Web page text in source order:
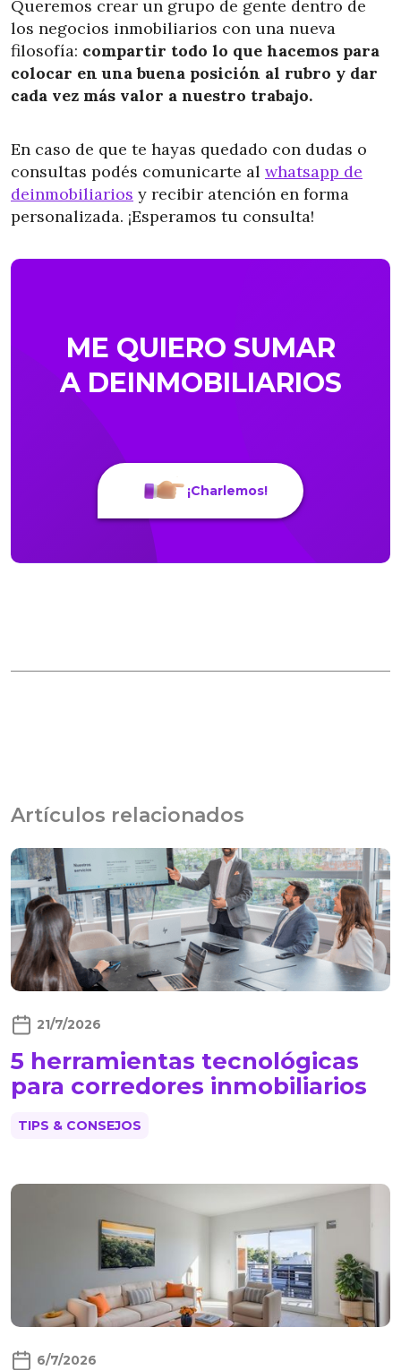
Queremos crear un grupo de gente dentro de
los negocios inmobiliarios con una nueva
filosofía: compartir todo lo que hacemos para
colocar en una buena posición al rubro y dar
cada vez más valor a nuestro trabajo.
En caso de que te hayas quedado con dudas o
consultas podés comunicarte al whatsapp de
deinmobiliarios y recibir atención en forma
personalizada. ¡Esperamos tu consulta!
ME QUIERO SUMAR
A DEINMOBILIARIOS
¡Charlemos!
Artículos relacionados
21/7/2026
5 herramientas tecnológicas
para corredores inmobiliarios
TIPS & CONSEJOS
6/7/2026